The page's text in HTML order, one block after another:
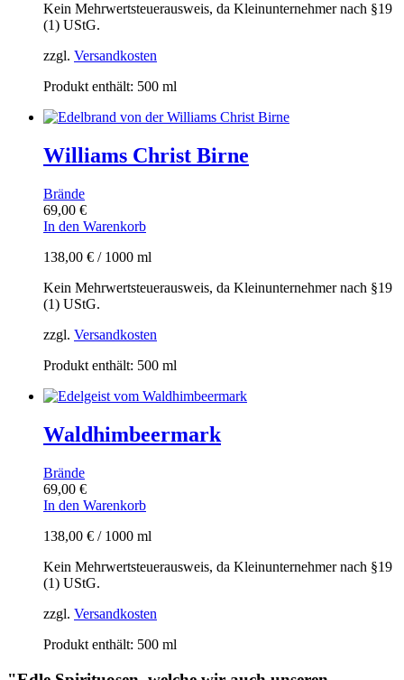
Kein Mehrwertsteuerausweis, da Kleinunternehmer nach §19
(1) UStG.
zzgl. Versandkosten
Produkt enthält: 500 ml
Williams Christ Birne
Brände
69,00 €
In den Warenkorb
138,00 € / 1000 ml
Kein Mehrwertsteuerausweis, da Kleinunternehmer nach §19
(1) UStG.
zzgl. Versandkosten
Produkt enthält: 500 ml
Waldhimbeermark
Brände
69,00 €
In den Warenkorb
138,00 € / 1000 ml
Kein Mehrwertsteuerausweis, da Kleinunternehmer nach §19
(1) UStG.
zzgl. Versandkosten
Produkt enthält: 500 ml